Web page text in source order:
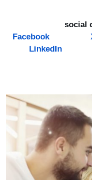
Seguici
social
Facebook
LinkedIn
Immagine